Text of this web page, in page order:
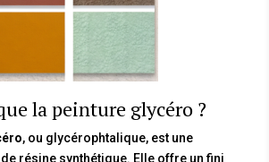
la peinture glycéro ?
, ou glycérophtalique, est une
résine synthétique. Elle offre un fini